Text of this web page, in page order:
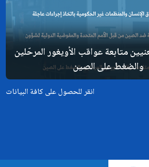
متابعة عواقب الأويغور المرحّلين
والضغط على الصين
انقر للحصول على كافة البيانات